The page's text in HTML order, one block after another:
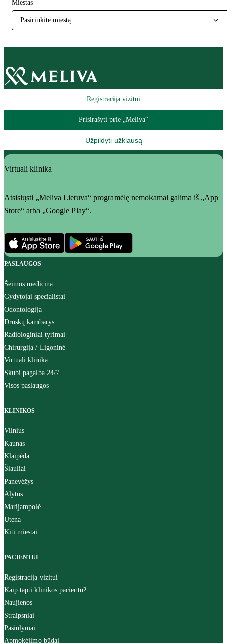
Miestas
Pasirinkite miestą
Registracija vizitui
Prisirašyti prie „Meliva“
Užpildyti užklausą
Virtuali klinika
Atsisiųsti „Meliva Lietuva“ programėlę nemokamai galima iš „App
Store“ arba „Google Play“.
PASLAUGOS
Šeimos medicina
Gydytojai specialistai
Odontologija
Druskų kambarys
Radiologiniai tyrimai
Chirurgija / Ligoninė
Virtuali klinika
Skubi pagalba 24/7
Visos paslaugos
KLINIKOS
Vilnius
Kaunas
Klaipėda
Šiauliai
Panevėžys
Alytus
Marijampolė
Utena
Kiti miestai
PACIENTUI
Registracija vizitui
Kaip tapti klinikos pacientu?
Naujienos
Straipsniai
Pasiūlymai
Apmokėjimo būdai